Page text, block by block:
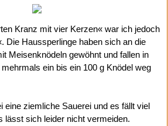
Kranz mit vier Kerzen« war ich jedoch
Die Haussperlinge haben sich an die
Meisenknödeln gewöhnt und fallen in
ein bis ein 100 g Knödel weg
eine ziemliche Sauerei und es fällt viel
lässt sich leider nicht vermeiden.